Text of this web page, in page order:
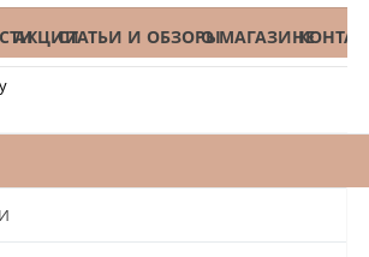
АКЦИИСТАТЬИ И ОБЗОРЫО МАГАЗИНЕ